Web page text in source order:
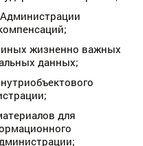
жизненно важных
данных;
для